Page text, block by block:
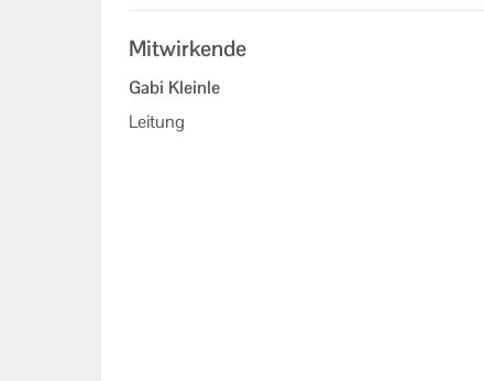
Mitwirkende
Gabi Kleinle
Leitung